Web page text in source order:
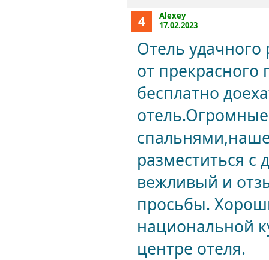
4
Alexey
17.02.2023
Отель удачного
от
бесплатно
разместиться
вежливый и
просьбы.
национальной
центре отеля.